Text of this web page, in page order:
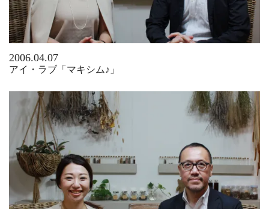
2006.04.07
アイ・ラブ「マキシム♪」